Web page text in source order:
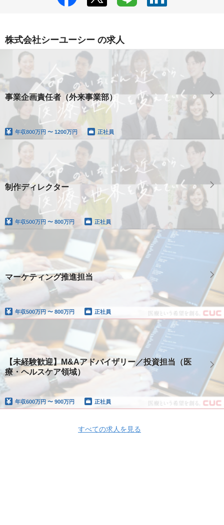
株式会社シーユーシー の求人
事業企画責任者（外来事業部）
年収800万円 〜 1200万円 正社員
制作ディレクター
年収500万円 〜 800万円 正社員
マーケティング推進担当
年収500万円 〜 800万円 正社員
【未経験歓迎】M&Aアドバイザリー／投資担当（医
療・ヘルスケア領域）
年収600万円 〜 900万円 正社員
すべての求人を見る